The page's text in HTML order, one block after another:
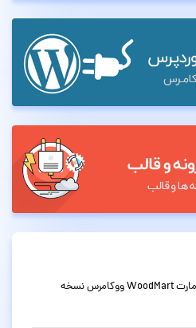
قالب فروشگاهی چندمنظوره وودمارت WoodMart ووکامرس نسخه